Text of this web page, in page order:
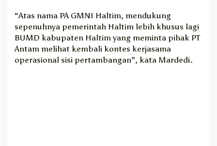
k
P
o
r
“Atas nama PA GMNI Haltim, mendukung
sepenuhnya pemerintah Haltim lebih khusus lagi
BUMD kabupaten Haltim yang meminta pihak PT
Antam melihat kembali kontes kerjasama
operasional sisi pertambangan”, kata Mardedi.